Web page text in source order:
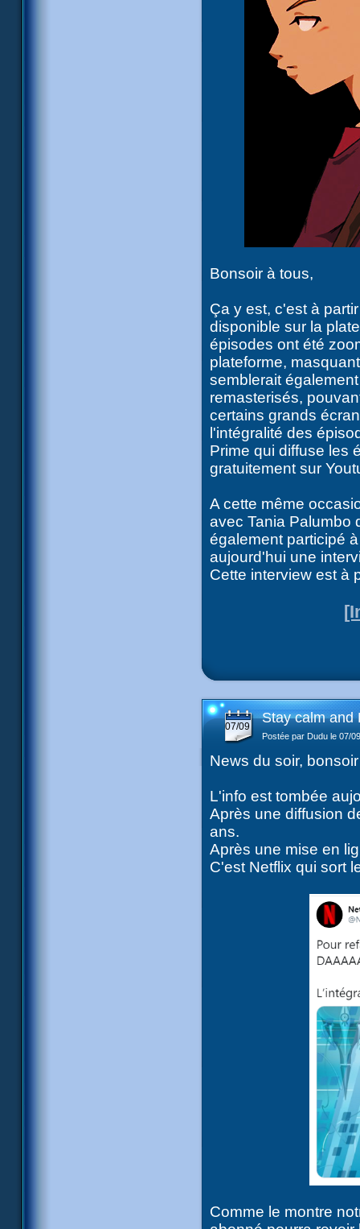
Bonsoir à tous,
Ça y est, c'est à
disponible sur la
épisodes ont été
plateforme,
semblerait
remasterisés,
certains grands
l'intégralité des
Prime qui diffuse les
gratuitement sur
A cette même
avec Tania Palumbo
également participé
aujourd'hui une
Cette interview est à
07/09
Stay calm and
Postée par Dudu le 07/
News du soir,
L'info est tombée
Après une diffusion
ans.
Après une mise en
C'est Netflix qui sort
Comme le montre